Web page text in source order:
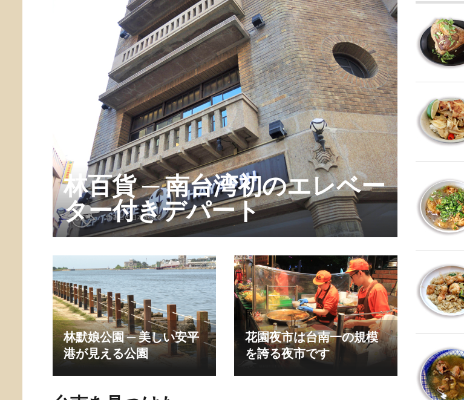
林百貨 ─ 南台湾初のエレベー
ター付きデパート
榮
肉
林默娘公園 ─ 美しい安平
港が見える公園
花園夜市は台南一の規模
を誇る夜市です